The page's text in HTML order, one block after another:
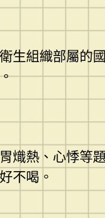
生組織部屬
熾熱、心悸等
不喝。